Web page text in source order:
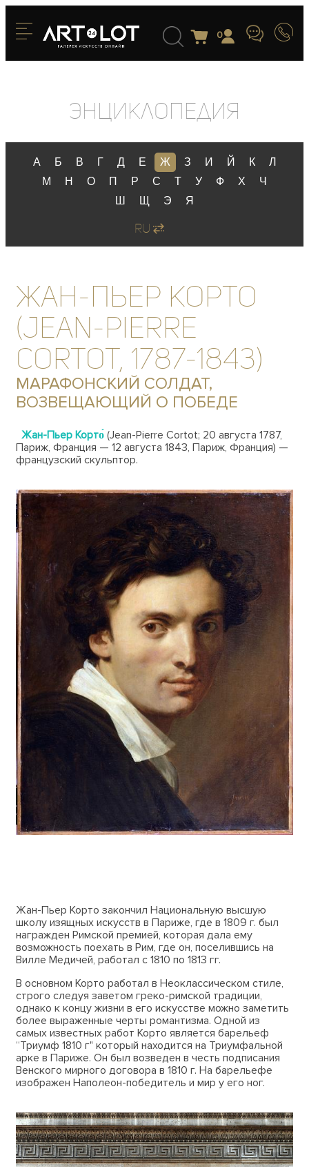
0
Энциклопедия
А Б В Г Д Е Ж З И Й К
Л
М
Н О П Р С Т У Ф Х
Ч
Ш
Щ Э Я
RU
ЖАН-ПЬЕР КОРТО
(JEAN-PIERRE
CORTOT, 1787-1843)
МАРАФОНСКИЙ СОЛДАТ,
ВОЗВЕЩАЮЩИЙ О ПОБЕДЕ
Жан-Пьер Корто́ (Jean-Pierre Cortot; 20 августа 1787,
Париж, Франция — 12 августа 1843, Париж, Франция) —
французский скульптор.
Жан-Пьер Корто закончил Национальную высшую
школу изящных искусств в Париже, где в 1809 г. был
награжден Римской премией, которая дала ему
возможность поехать в Рим, где он, поселившись на
Вилле Медичей, работал с 1810 по 1813 гг.
В основном Корто работал в Неоклассическом стиле,
строго следуя заветом греко-римской традиции,
однако к концу жизни в его искусстве можно заметить
более выраженные черты романтизма. Одной из
самых известных работ Корто является барельеф
“Триумф 1810 г" который находится на Триумфальной
арке в Париже. Он был возведен в честь подписания
Венского мирного договора в 1810 г. На барельефе
изображен Наполеон-победитель и мир у его ног.